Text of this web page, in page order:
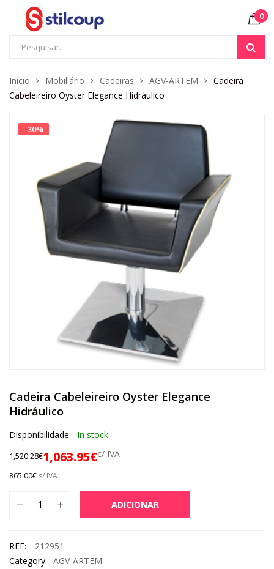
0
Início Mobiliário Cadeiras AGV-ARTEM
Cadeira
Cabeleireiro Oyster Elegance Hidráulico
-30%
Cadeira Cabeleireiro Oyster Elegance
Hidráulico
Disponibilidade: In stock
1,520.28€1,063.95€c/ IVA
865.00€ s/ IVA
ADICIONAR
REF:
212951
Category: AGV-ARTEM